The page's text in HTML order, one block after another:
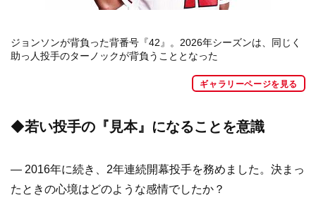
ジョンソンが背負った背番号『42』。2026年シーズンは、同じく
助っ人投手のターノックが背負うこととなった
ギャラリーページを見る
◆若い投手の『見本』になることを意識
— 2016年に続き、2年連続開幕投手を務めました。決まっ
たときの心境はどのような感情でしたか？